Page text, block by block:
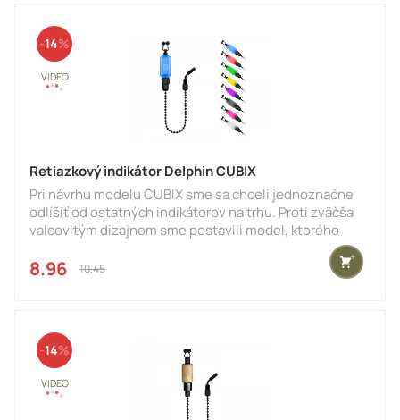
materiály. Najvýraznejším je samotné telo, ktoré je
prieh
14
Retiazkový indikátor Delphin CUBIX
Pri návrhu modelu CUBIX sme sa chceli jednoznačne
odlíšiť od ostatných indikátorov na trhu. Proti zväčša
valcovitým dizajnom sme postavili model, ktorého
tvary sú skôr kubické. Odtiaľ pochádza aj názov CUBIX.
Veríme, že rybárom, ktorým záleží na celkom dizajne
výbavy jednoznačne učaruje svojim vizuálom, ale aj
materiály. Najvýraznejším je samotné telo, ktoré je
prieh
8.96 €10.45 €
14